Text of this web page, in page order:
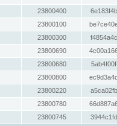
23800400
23800100
23800300
23800690
23800680
23800800
23800220
23800780
23800745